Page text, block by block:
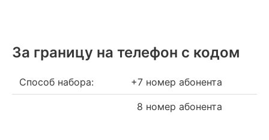
За границу на телефон c кодом
Способ набора: +7 номер абонента
8 номер абонента